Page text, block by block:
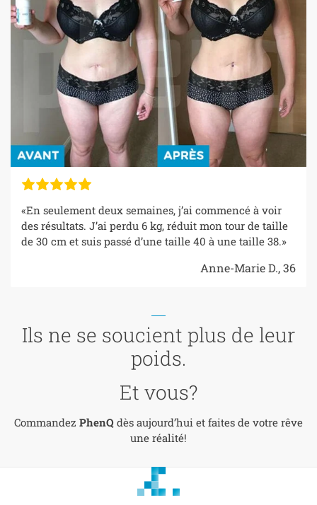
«En seulement deux semaines, j’ai commencé à voir
des résultats. J’ai perdu 6 kg, réduit mon tour de taille
de 30 cm et suis passé d’une taille 40 à une taille 38.»
Anne-Marie D., 36
Ils ne se soucient plus de leur
poids.
Et vous?
Commandez PhenQ dès aujourd’hui et faites de votre rêve
une réalité!